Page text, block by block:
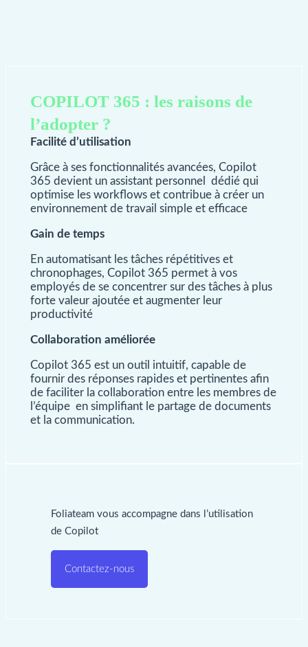
COPILOT 365 : les raisons de
l’adopter ?
Facilité d’utilisation
Grâce à ses fonctionnalités avancées, Copilot
365 devient un assistant personnel dédié qui
optimise les workflows et contribue à créer un
environnement de travail simple et efficace
Gain de temps
En automatisant les tâches répétitives et
chronophages, Copilot 365 permet à vos
employés de se concentrer sur des tâches à plus
forte valeur ajoutée et augmenter leur
productivité
Collaboration améliorée
Copilot 365 est un outil intuitif, capable de
fournir des réponses rapides et pertinentes afin
de faciliter la collaboration entre les membres de
l’équipe en simplifiant le partage de documents
et la communication.
Foliateam vous accompagne dans l’utilisation
de Copilot
Contactez-nous